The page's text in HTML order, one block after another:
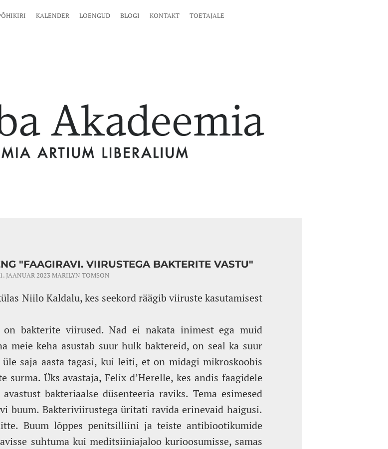
KALENDER LOENGUD BLOGI KONTAKT TOETAJALE
"FAAGIRAVI. VIIRUSTEGA BAKTERITE VASTU"
JAANUAR 2023MARILYN TOMSON
Niilo Kaldalu, kes seekord räägib viiruste kasutamisest
bakterite viirused. Nad ei nakata inimest ega muid
meie keha asustab suur hulk baktereid, on seal ka suur
saja aasta tagasi, kui leiti, et on midagi mikroskoobis
Üks avastaja, Felix d’Herelle, kes andis faagidele
bakteriaalse düsenteeria raviks. Tema esimesed
buum. Bakteriviirustega üritati ravida erinevaid haigusi.
Buum lõppes penitsilliini ja teiste antibiootikumide
suhtuma kui meditsiiniajaloo kurioosumisse, samas